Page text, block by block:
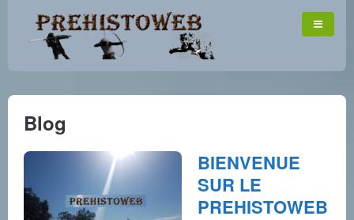
Blog
BIENVENUE
SUR LE
PREHISTOWEB